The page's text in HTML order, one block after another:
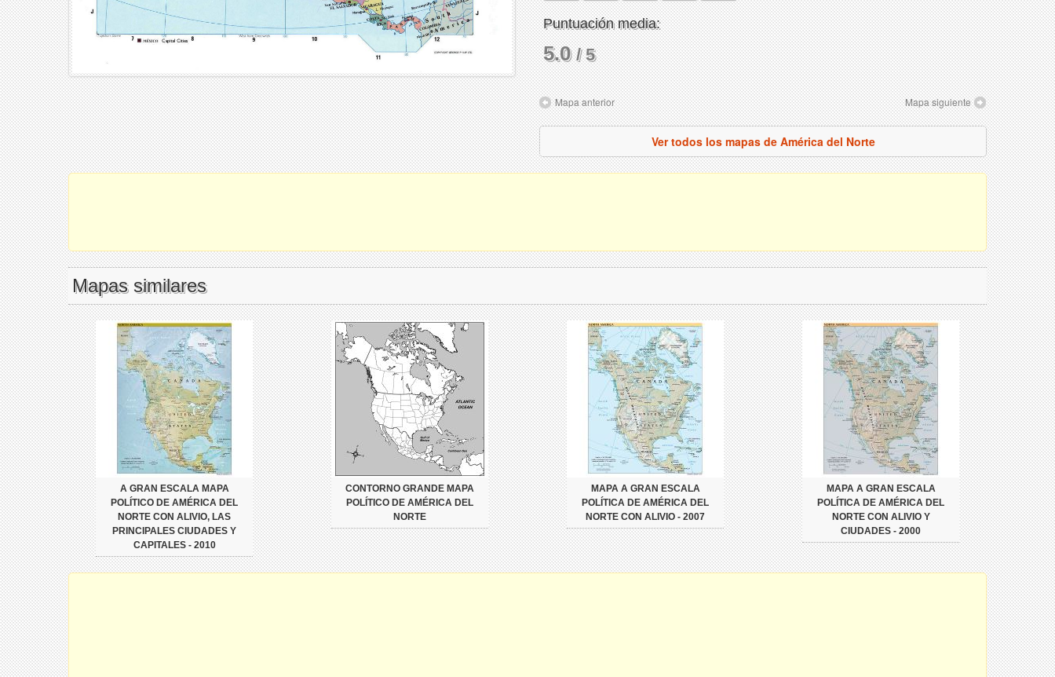
Puntuación media:
5.0/ 5
Mapa anterior Mapa siguiente
Ver todos los mapas de América del Norte
Mapas similares
A GRAN ESCALA MAPA
POLÍTICO DE AMÉRICA DEL
NORTE CON ALIVIO, LAS
PRINCIPALES CIUDADES Y
CAPITALES - 2010
CONTORNO GRANDE MAPA
POLÍTICO DE AMÉRICA DEL
NORTE
MAPA A GRAN ESCALA
POLÍTICA DE AMÉRICA DEL
NORTE CON ALIVIO - 2007
MAPA A GRAN ESCALA
POLÍTICA DE AMÉRICA DEL
NORTE CON ALIVIO Y
CIUDADES - 2000